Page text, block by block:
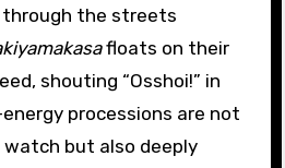
the streets
floats on their
shouting “Osshoi!” in
processions are not
but also deeply